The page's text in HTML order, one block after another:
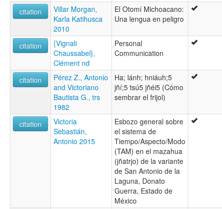
citation
Villar Morgan,
Karla Katihusca
2010
El Otomí Michoacano:
Una lengua en peligro
citation
{Vignali
Chaussabel},
Clément nd
Personal
Communication
citation
Pérez Z., Antonio
and Victoriano
Bautista G., trs
1982
Ha; lánh; hniáuh;5
jñí;5 tsú5 jñéi5 (Cómo
sembrar el frijol)
citation
Victoria
Sebastián,
Antonio 2015
Esbozo general sobre
el sistema de
Tiempo/Aspecto/Modo
(TAM) en el mazahua
(jñatrjo) de la variante
de San Antonio de la
Laguna, Donato
Guerra, Estado de
México